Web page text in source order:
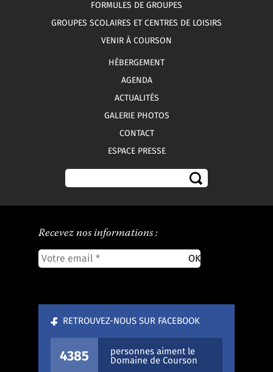
FORMULES DE GROUPES
GROUPES SCOLAIRES ET CENTRES DE LOISIRS
VENIR À COURSON
HÉBERGEMENT
AGENDA
ACTUALITÉS
GALERIE PHOTOS
CONTACT
ESPACE PRESSE
Recevez nos informations :
RETROUVEZ-NOUS SUR FACEBOOK
4385
personnes aiment le
Domaine de Courson